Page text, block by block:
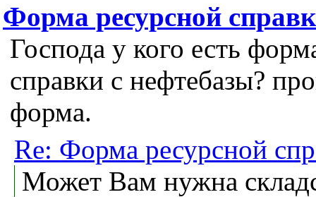
Форма ресурсной
Господа у кого есть
справки с нефтебазы?
форма.
Re: Форма ресурсной
Может Вам нужна